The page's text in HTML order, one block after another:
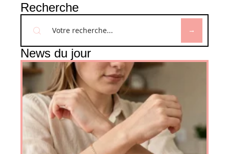
Recherche
News du jour